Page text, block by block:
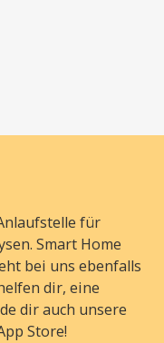
für
Smart Home
bei uns ebenfalls
dir, eine
dir auch unsere
Store!